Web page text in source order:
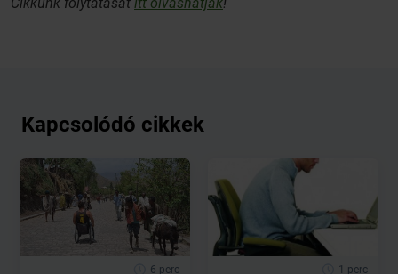
Cikkünk folytatását itt olvashatják!
Kapcsolódó cikkek
6 perc 1 perc